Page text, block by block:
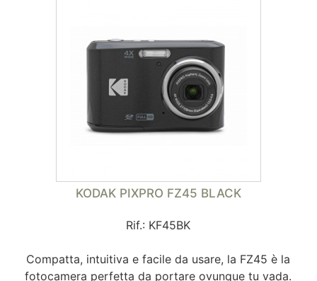
KODAK PIXPRO FZ45 BLACK
Rif.: KF45BK
Compatta, intuitiva e facile da usare, la FZ45 è la
fotocamera perfetta da portare ovunque tu vada.